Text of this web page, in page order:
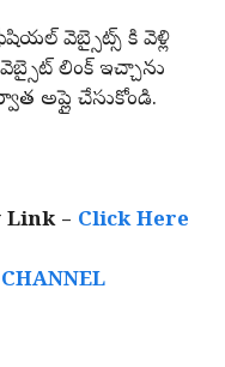
వెబ్సైట్స్ కి వెళ్లి
లింక్ ఇచ్చాను
అప్లై చేసుకోండి.
Link – Click Here